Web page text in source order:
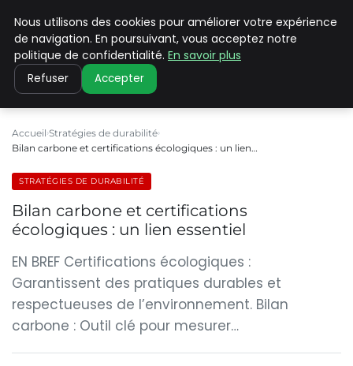
CLIMATE C ADVANCED
Accueil Stratégies de durabilité
Bilan carbone et certifications écologiques : un lien…
STRATÉGIES DE DURABILITÉ
Bilan carbone et certifications
écologiques : un lien essentiel
EN BREF Certifications écologiques :
Garantissent des pratiques durables et
respectueuses de l’environnement. Bilan
carbone : Outil clé pour mesurer…
Nous utilisons des cookies pour améliorer votre expérience
de navigation. En poursuivant, vous acceptez notre
politique de confidentialité. En savoir plus
Refuser Accepter